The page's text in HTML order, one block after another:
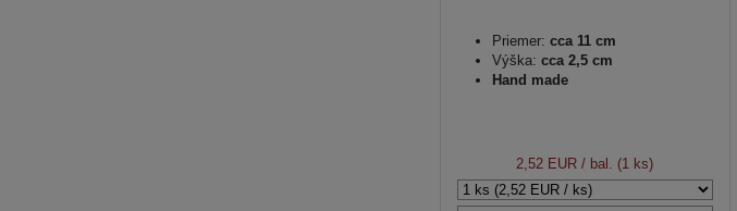
Priemer: cca 11 cm
Výška: cca 2,5 cm
Hand made
2,52 EUR / bal. (1 ks)